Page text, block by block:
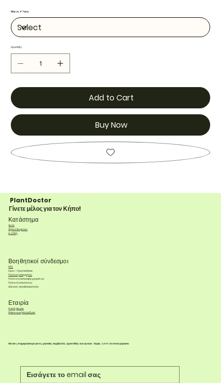
Μήκος Χ Ύψος
Quantity
Add to Cart
Buy Now
PlantDoctor
Γίνετε μέλος για τον Κήπο!
Κατάστημα
Φυτά
Φροντίδα φυτών
e-shop
Βοηθητικοί σύνδεσμοι
FAQ
Όροι & Προϋποθέσεις
Πολιτική απορρήτου
Πολιτική επιστροφής χρημάτων
Πολιτική αποστολών
Δήλωση προσβασιμότητας
Εταιρία
Η ιστορία μας
Επικοινωνήστε μαζί μας
Θα σας ενημερώσουμε για τις μηνιαίες συμβουλές φροντίδας των φυτών. Χωρίς spam, το υποσχόμαστε.